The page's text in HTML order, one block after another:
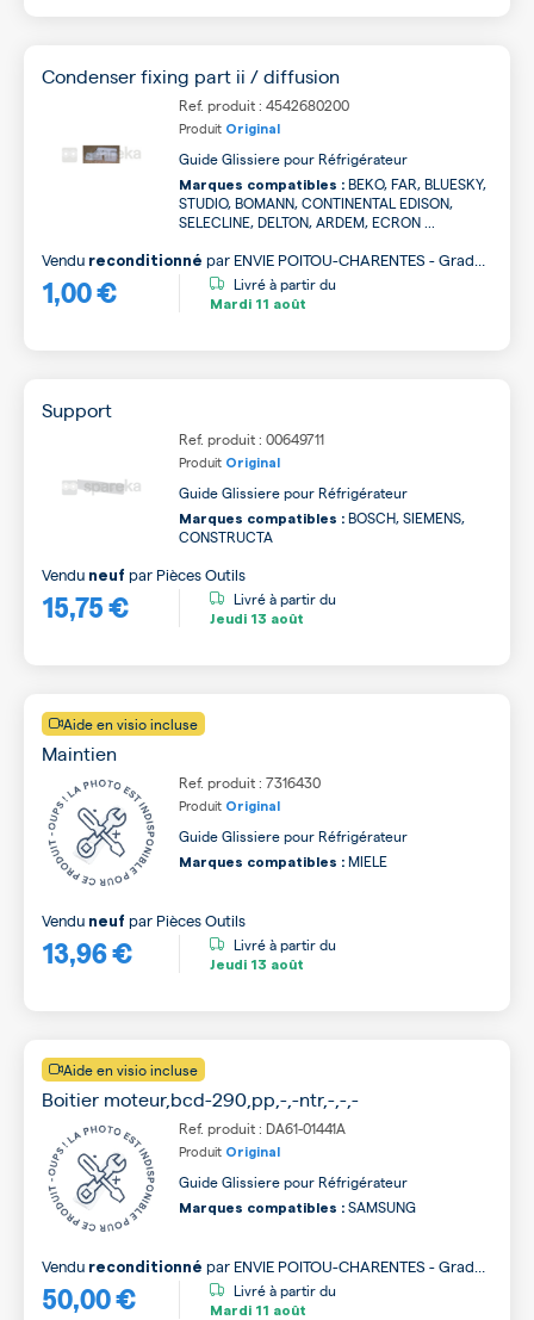
Condenser fixing part ii / diffusion
Ref. produit : 4542680200
Produit Original
Guide Glissiere pour Réfrigérateur
Marques compatibles : BEKO, FAR, BLUESKY,
STUDIO, BOMANN, CONTINENTAL EDISON,
SELECLINE, DELTON, ARDEM, ECRON ...
1,00 €
Vendu reconditionné par ENVIE POITOU-CHARENTES - Grade
B
Livré à partir du
Mardi 11 août
Support
Ref. produit : 00649711
Produit Original
Guide Glissiere pour Réfrigérateur
Marques compatibles : BOSCH, SIEMENS,
CONSTRUCTA
15,75 €
Vendu neuf par Pièces Outils
Livré à partir du
Jeudi 13 août
Aide en visio incluse
Maintien
Ref. produit : 7316430
Produit Original
Guide Glissiere pour Réfrigérateur
Marques compatibles : MIELE
13,96 €
Vendu neuf par Pièces Outils
Livré à partir du
Jeudi 13 août
Aide en visio incluse
Boitier moteur,bcd-290,pp,-,-ntr,-,-,-
Ref. produit : DA61-01441A
Produit Original
Guide Glissiere pour Réfrigérateur
Marques compatibles : SAMSUNG
50,00 €
Vendu reconditionné par ENVIE POITOU-CHARENTES - Grade
A
Livré à partir du
Mardi 11 août